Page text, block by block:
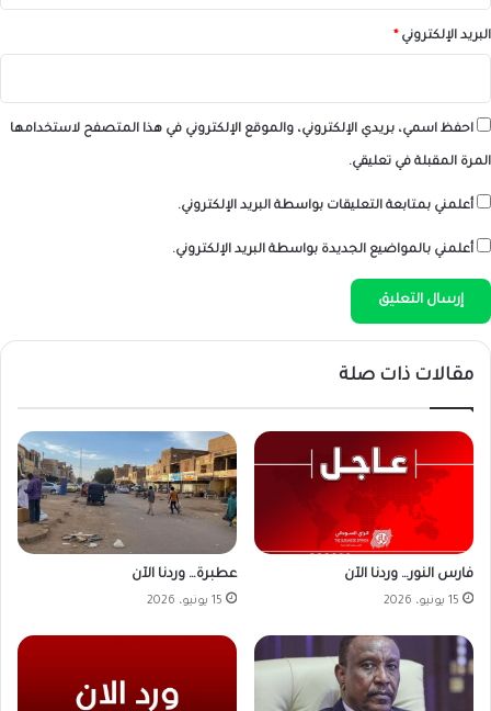
البريد الإلكتروني*
احفظ اسمي، بريدي الإلكتروني، والموقع الإلكتروني في هذا المتصفح لاستخدامها
المرة المقبلة في تعليقي.
أعلمني بمتابعة التعليقات بواسطة البريد الإلكتروني.
أعلمني بالمواضيع الجديدة بواسطة البريد الإلكتروني.
مقالات ذات صلة
فارس النور… وردنا الآن
15 يونيو، 2026
عطبرة… وردنا الآن
15 يونيو، 2026